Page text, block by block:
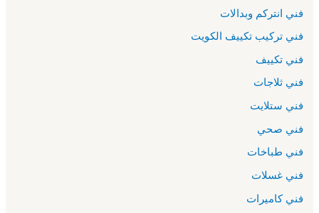
فني انتركم وبدالات
فني تركيب تكييف الكويت
فني تكييف
فني ثلاجات
فني ستلايت
فني صحي
فني طباخات
فني غسلات
فني كاميرات